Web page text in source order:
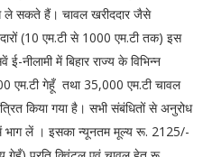
ले सकते हैं। चावल खरीददार जैसे
(10 एम.टी से 1000 एम.टी तक) इस
में बिहार राज्य के विभिन्न
एम.टी गेहूँ तथा 35,000 एम.टी चावल
किया गया है। सभी संबंधितों से अनुरोध
भाग लें । इसका न्यूनतम मूल्य रू. 2125/-